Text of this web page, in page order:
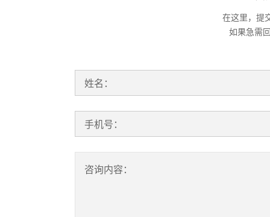
在这里，提
如果急需
姓名：
手机号：
咨询内容：